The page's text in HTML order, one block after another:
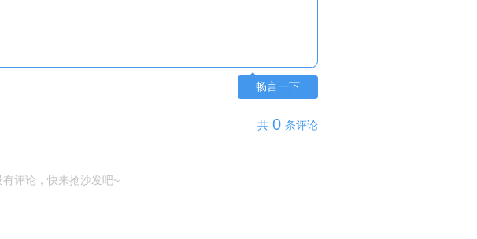
畅言一下
共 0 条评论
有评论，快来抢沙发吧~